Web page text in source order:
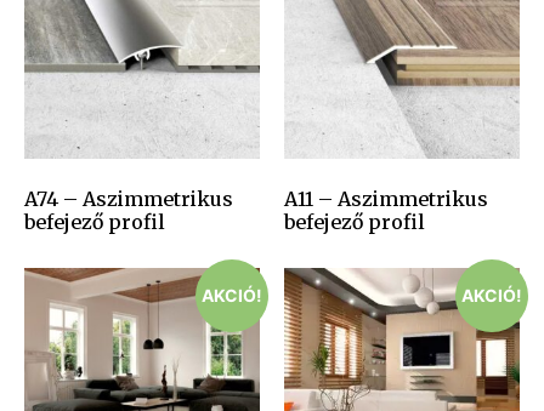
A74 – Aszimmetrikus
befejező profil
A11 – Aszimmetrikus
befejező profil
AKCIÓ! AKCIÓ!